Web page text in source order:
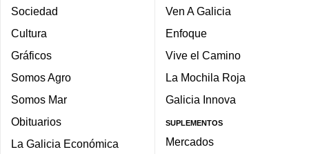
Sociedad
Cultura
Gráficos
Somos Agro
Somos Mar
Obituarios
La Galicia Económica
Ven A Galicia
Enfoque
Vive el Camino
La Mochila Roja
Galicia Innova
SUPLEMENTOS
Mercados